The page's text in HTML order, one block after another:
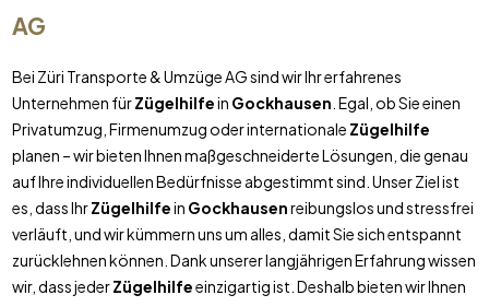
AG
Bei Züri Transporte & Umzüge AG sind wir Ihr erfahrenes
Unternehmen fürZügelhilfein Gockhausen . Egal, ob Sie einen
Privatumzug, Firmenumzug oder internationale Zügelhilfe
planen – wir bieten Ihnen maßgeschneiderte Lösungen, die genau
auf Ihre individuellen Bedürfnisse abgestimmt sind. Unser Ziel ist
es, dass IhrZügelhilfein Gockhausenreibungslos und stressfrei
verläuft, und wir kümmern uns um alles, damit Sie sich entspannt
zurücklehnen können. Dank unserer langjährigen Erfahrung wissen
wir, dass jederZügelhilfeeinzigartig ist. Deshalb bieten wir Ihnen